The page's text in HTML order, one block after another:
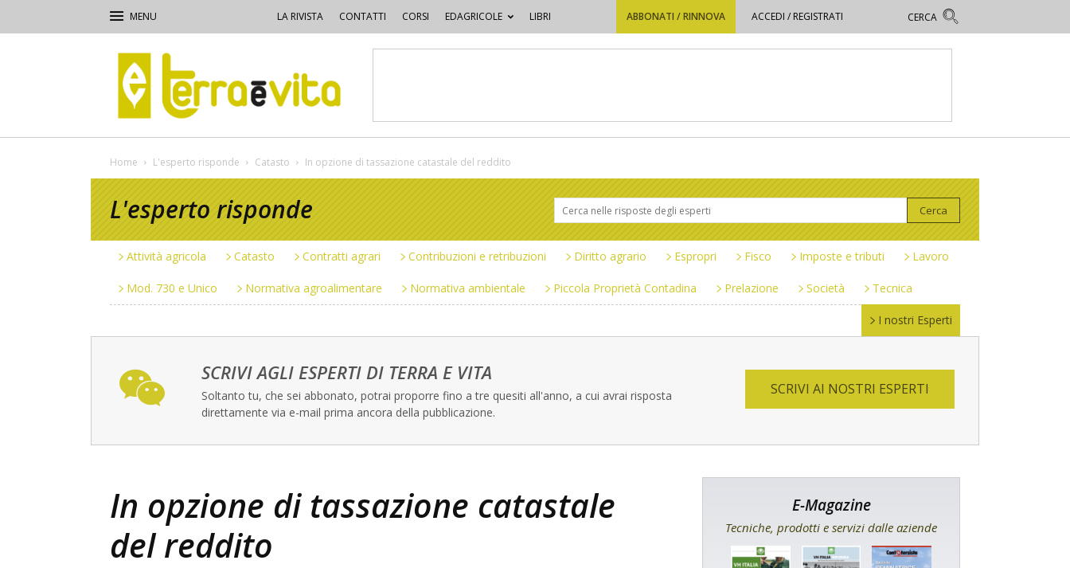
LA RIVISTA CONTATTI CORSI EDAGRICOLE LIBRI ABBONATI / RINNOVA ACCEDI / REGISTRATI
Terra
e
Vita
Home L'esperto risponde Catasto In opzione di tassazione catastale del reddito
L'esperto risponde
Attività agricola Catasto Contratti agrari Contribuzioni e retribuzioni Diritto agrario Espropri Fisco Imposte e tributi Lavoro
Mod. 730 e Unico Normativa agroalimentare Normativa ambientale Piccola Proprietà Contadina Prelazione Società Tecnica
I nostri Esperti
SCRIVI AGLI ESPERTI DI TERRA E VITA
Soltanto tu, che sei abbonato, potrai proporre fino a tre quesiti all'anno, a cui avrai risposta
direttamente via e-mail prima ancora della pubblicazione.
SCRIVI AI NOSTRI ESPERTI
In opzione di tassazione catastale
del reddito
E-Magazine
Tecniche, prodotti e servizi dalle aziende